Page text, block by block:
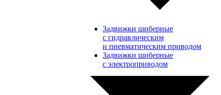
Задвижки шиберные
с гидравлическим
и пневматическим приводом
Задвижки шиберные
с электроприводом